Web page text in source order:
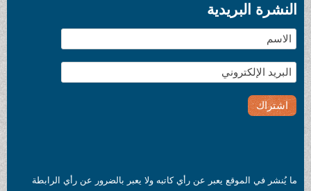
النشرة البريدية
ما يُنشر في الموقع يعبر عن رأي كاتبه ولا يعبر بالضرور عن رأي الرابطة